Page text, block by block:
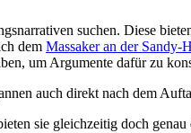
suchen. Diese
dem Massaker an der Sandy-
um Argumente dafür zu
auch direkt nach dem
sie gleichzeitig doch